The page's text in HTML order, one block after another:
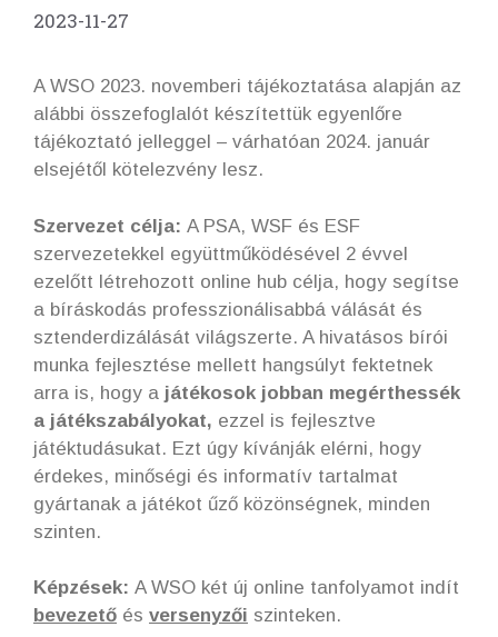
2023-11-27
A WSO 2023. novemberi tájékoztatása alapján az
alábbi összefoglalót készítettük egyenlőre
tájékoztató jelleggel – várhatóan 2024. január
elsejétől kötelezvény lesz.
Szervezet célja: A PSA, WSF és ESF
szervezetekkel együttműködésével 2 évvel
ezelőtt létrehozott online hub célja, hogy segítse
a bíráskodás professzionálisabbá válását és
sztenderdizálását világszerte. A hivatásos bírói
munka fejlesztése mellett hangsúlyt fektetnek
arra is, hogy a játékosok jobban megérthessék
a játékszabályokat, ezzel is fejlesztve
játéktudásukat. Ezt úgy kívánják elérni, hogy
érdekes, minőségi és informatív tartalmat
gyártanak a játékot űző közönségnek, minden
szinten.
Képzések: A WSO két új online tanfolyamot indít
bevezető és versenyzői szinteken.